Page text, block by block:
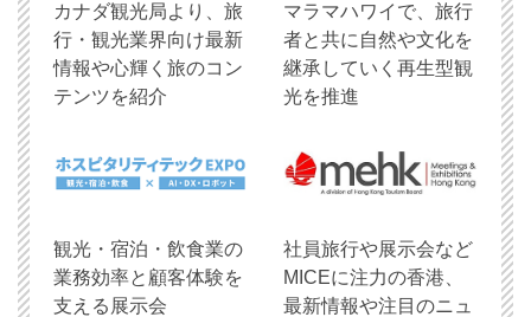
​カナダ観光局より、旅
行・観光業界向け最新
情報や心輝く旅のコン
テンツを紹介
マラマハワイで、旅行
者と共に自然や文化を
継承していく再生型観
光を推進
観光・宿泊・飲食業の
業務効率と顧客体験を
支える展示会
社員旅行や展示会など
MICEに注力の香港、
最新情報や注目のニュ